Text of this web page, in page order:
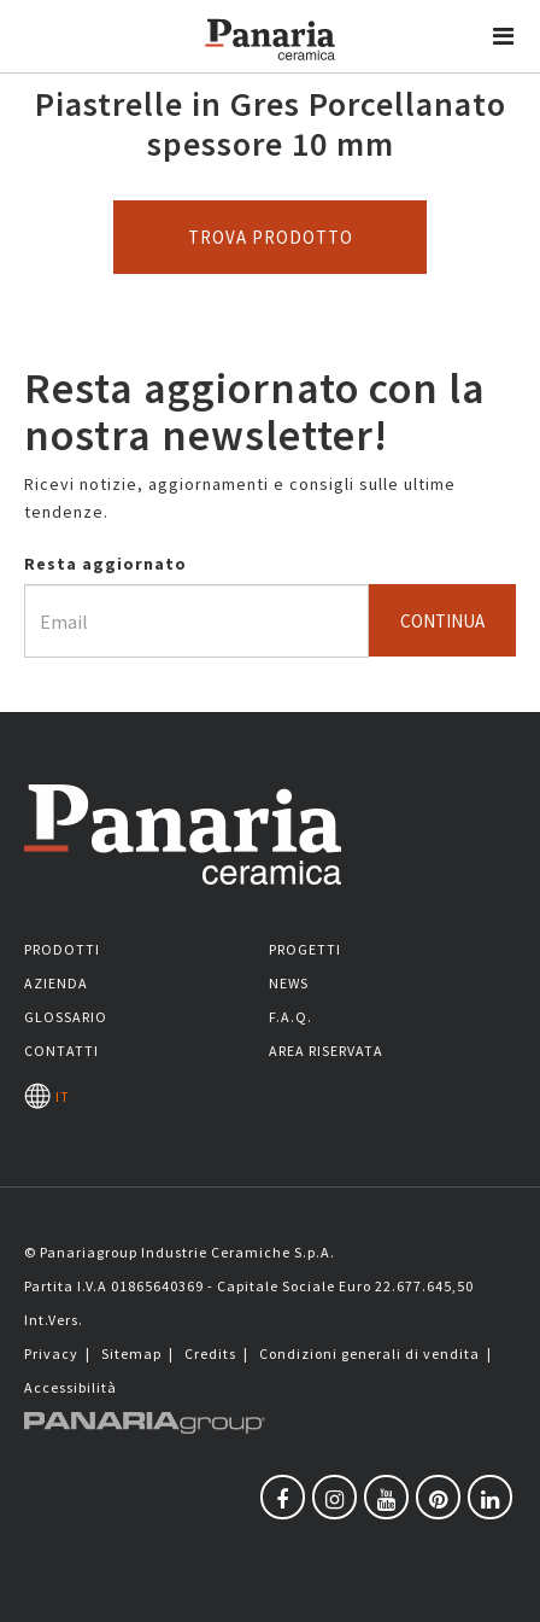
Piastrelle in Gres Porcellanato
spessore 10 mm
TROVA PRODOTTO
Resta aggiornato con la
nostra newsletter!
Ricevi notizie, aggiornamenti e consigli sulle ultime
tendenze.
Resta aggiornato
CONTINUA
PRODOTTI
PROGETTI
AZIENDA
NEWS
GLOSSARIO
F.A.Q.
CONTATTI
AREA RISERVATA
IT
© Panariagroup Industrie Ceramiche S.p.A.
Partita I.V.A 01865640369 - Capitale Sociale Euro 22.677.645,50
Int.Vers.
Privacy | Sitemap | Credits | Condizioni generali di vendita |
Accessibilità